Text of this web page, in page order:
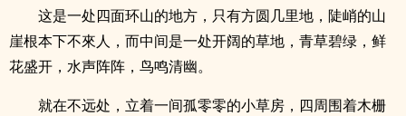
这是一处四面环山的地方，只有方圆几里地，陡峭的山
崖根本下不來人，而中间是一处开阔的草地，青草碧绿，鲜
花盛开，水声阵阵，鸟鸣清幽。
就在不远处，立着一间孤零零的小草房，四周围着木栅